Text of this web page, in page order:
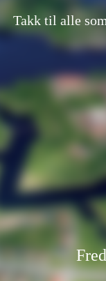
Takk til alle